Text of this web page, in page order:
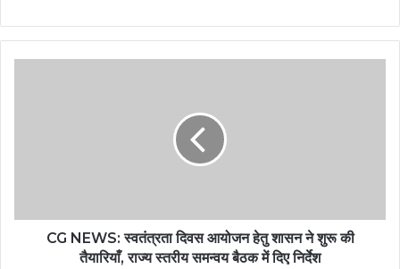
CG NEWS: स्वतंत्रता दिवस आयोजन हेतु शासन ने शुरू की
तैयारियाँ, राज्य स्तरीय समन्वय बैठक में दिए निर्देश